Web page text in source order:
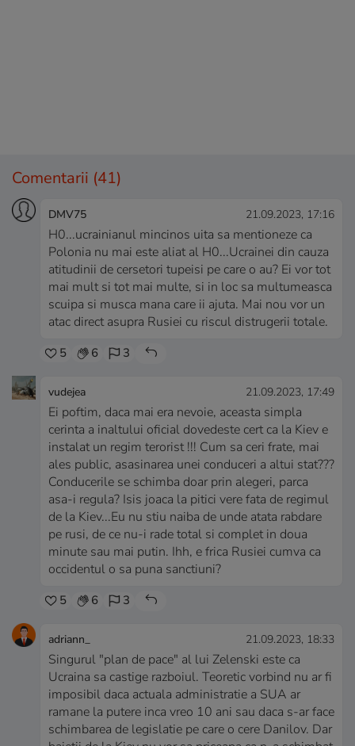
Comentarii (41)
DMV75 21.09.2023, 17:16
H0...ucrainianul mincinos uita sa mentioneze ca
Polonia nu mai este aliat al H0...Ucrainei din cauza
atitudinii de cersetori tupeisi pe care o au? Ei vor tot
mai mult si tot mai multe, si in loc sa multumeasca
scuipa si musca mana care ii ajuta. Mai nou vor un
atac direct asupra Rusiei cu riscul distrugerii totale.
5 6 3
vudejea 21.09.2023, 17:49
Ei poftim, daca mai era nevoie, aceasta simpla
cerinta a inaltului oficial dovedeste cert ca la Kiev e
instalat un regim terorist !!! Cum sa ceri frate, mai
ales public, asasinarea unei conduceri a altui stat???
Conducerile se schimba doar prin alegeri, parca
asa-i regula? Isis joaca la pitici vere fata de regimul
de la Kiev...Eu nu stiu naiba de unde atata rabdare
pe rusi, de ce nu-i rade total si complet in doua
minute sau mai putin. Ihh, e frica Rusiei cumva ca
occidentul o sa puna sanctiuni?
5 6 3
adriann_ 21.09.2023, 18:33
Singurul "plan de pace" al lui Zelenski este ca
Ucraina sa castige razboiul. Teoretic vorbind nu ar fi
imposibil daca actuala administratie a SUA ar
ramane la putere inca vreo 10 ani sau daca s-ar face
schimbarea de legislatie pe care o cere Danilov. Dar